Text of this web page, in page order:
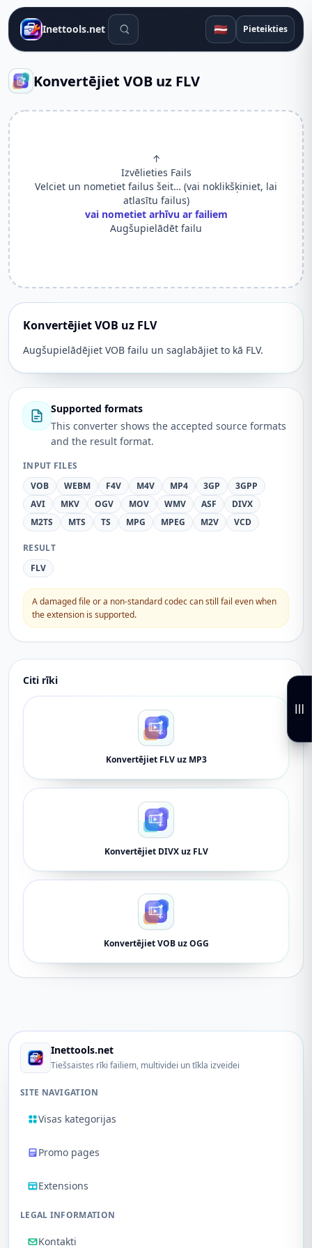
Inettools.net Meklēšanas rīki 🇱🇻 Pieteikties
Konvertējiet VOB uz FLV
↑
Izvēlieties Fails
Velciet un nometiet failus šeit… (vai noklikšķiniet, lai
atlasītu failus)
vai nometiet arhīvu ar failiem
Augšupielādēt failu
Konvertējiet VOB uz FLV
Augšupielādējiet VOB failu un saglabājiet to kā FLV.
Supported formats
This converter shows the accepted source formats
and the result format.
INPUT FILES
VOB
WEBM F4V M4V MP4 3GP
3GPP
AVI
MKV OGV MOV WMV ASF
DIVX
M2TS
MTS TS MPG MPEG M2V VCD
RESULT
FLV
A damaged file or a non-standard codec can still fail even when
the extension is supported.
Citi rīki
Konvertējiet FLV uz MP3
Konvertējiet DIVX uz FLV
Konvertējiet VOB uz OGG
Inettools.net
Tiešsaistes rīki failiem, multividei un tīkla izveidei
SITE NAVIGATION
Visas kategorijas
Promo pages
Extensions
LEGAL INFORMATION
Kontakti